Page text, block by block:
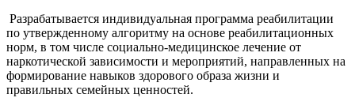
Разрабатывается индивидуальная программа реабилитации
по утвержденному алгоритму на основе реабилитационных
норм, в том числе социально-медицинское лечение от
наркотической зависимости и мероприятий, направленных на
формирование навыков здорового образа жизни и
правильных семейных ценностей.